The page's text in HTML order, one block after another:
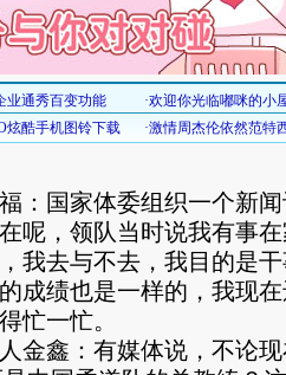
国家体委组织一个新闻
呢，领队当时说我有事
我去与不去，我目的是
成绩也是一样的，我现
忙一忙。
鑫：有媒体说，不论现